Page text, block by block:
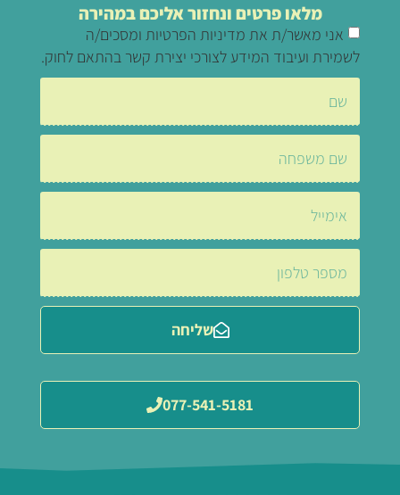
מלאו פרטים ונחזור אליכם במהירה
אני מאשר/ת את מדיניות הפרטיות ומסכים/ה
לשמירת ועיבוד המידע לצורכי יצירת קשר בהתאם לחוק.
שליחה
077-541-5181